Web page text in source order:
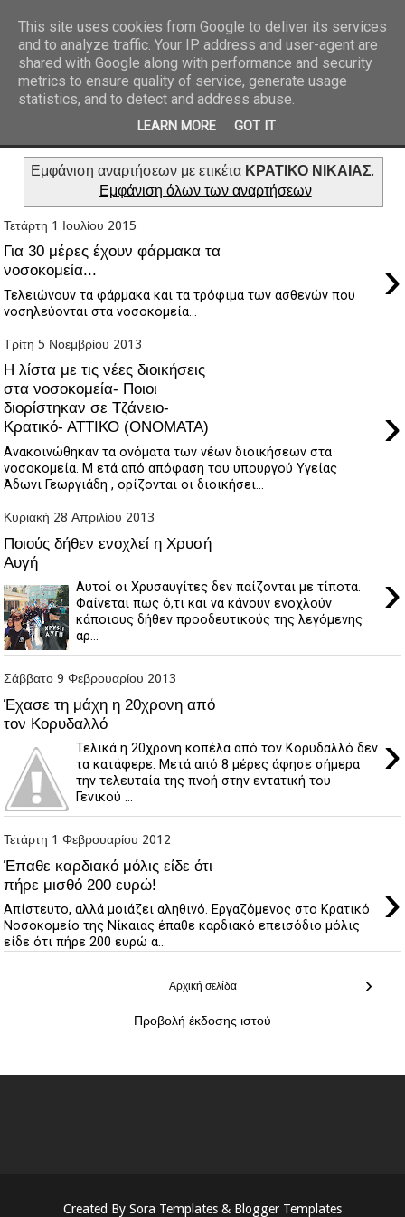
REPORTAZ NET
Εμφάνιση αναρτήσεων με ετικέτα ΚΡΑΤΙΚΟ ΝΙΚΑΙΑΣ.
Εμφάνιση όλων των αναρτήσεων
Τετάρτη 1 Ιουλίου 2015
Για 30 μέρες έχουν φάρμακα τα
νοσοκομεία...
›
Τελειώνουν τα φάρμακα και τα τρόφιμα των ασθενών που
νοσηλεύονται στα νοσοκομεία...
Τρίτη 5 Νοεμβρίου 2013
Η λίστα με τις νέες διοικήσεις
στα νοσοκομεία- Ποιοι
διορίστηκαν σε Τζάνειο-
Κρατικό- ΑΤΤΙΚΟ (ΟΝΟΜΑΤΑ)
›
Ανακοινώθηκαν τα ονόματα των νέων διοικήσεων στα
νοσοκομεία. Μ ετά από απόφαση του υπουργού Υγείας
Άδωνι Γεωργιάδη , ορίζονται οι διοικήσει...
Κυριακή 28 Απριλίου 2013
Ποιούς δήθεν ενοχλεί η Χρυσή
Αυγή
›
Αυτοί οι Χρυσαυγίτες δεν παίζονται με τίποτα.
Φαίνεται πως ό,τι και να κάνουν ενοχλούν
κάποιους δήθεν προοδευτικούς της λεγόμενης
αρ...
Σάββατο 9 Φεβρουαρίου 2013
Έχασε τη μάχη η 20χρονη από
τον Κορυδαλλό
›
Τελικά η 20χρονη κοπέλα από τον Κορυδαλλό δεν
τα κατάφερε. Μετά από 8 μέρες άφησε σήμερα
την τελευταία της πνοή στην εντατική του
Γενικού ...
Τετάρτη 1 Φεβρουαρίου 2012
Έπαθε καρδιακό μόλις είδε ότι
πήρε μισθό 200 ευρώ!
›
Απίστευτο, αλλά μοιάζει αληθινό. Εργαζόμενος στο Κρατικό
Νοσοκομείο της Νίκαιας έπαθε καρδιακό επεισόδιο μόλις
είδε ότι πήρε 200 ευρώ α...
›
Αρχική σελίδα
Προβολή έκδοσης ιστού
Created By Sora Templates & Blogger Templates
This site uses cookies from Google to deliver its services
and to analyze traffic. Your IP address and user-agent are
shared with Google along with performance and security
metrics to ensure quality of service, generate usage
statistics, and to detect and address abuse.
LEARN MORE GOT IT